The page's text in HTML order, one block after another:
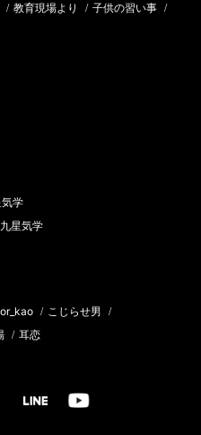
/ 教育現場より / 子供の習い事 /
気学
星気学
/ こじらせ男 /
/ 耳恋